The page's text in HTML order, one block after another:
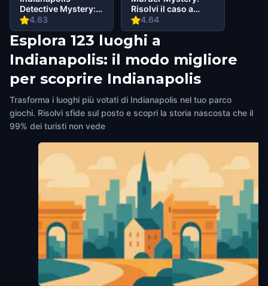
4.63
Detective Mystery:
Infiltrate a Secret
Society!
4.64
Risolvi il caso a
Downtown
Indianapolis
Esplora 123 luoghi a
Indianapolis: il modo migliore
per scoprire Indianapolis
Trasforma i luoghi più votati di Indianapolis nel tuo parco
giochi. Risolvi sfide sul posto e scopri la storia nascosta che il
99% dei turisti non vede